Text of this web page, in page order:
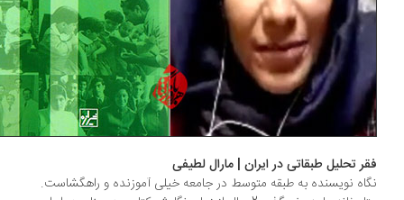
تحلیل طبقاتی در ایران | مارال لطیفی
نویسنده به طبقه متوسط در جامعه خیلی آموزنده و راهگشاست.